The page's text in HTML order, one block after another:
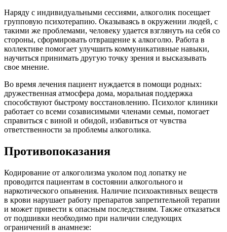
Наряду с индивидуальными сессиями, алкоголик посещает
групповую психотерапию. Оказываясь в окружении людей, с
такими же проблемами, человеку удается взглянуть на себя со
стороны, сформировать отвращение к алкоголю. Работа в
коллективе помогает улучшить коммуникативные навыки,
научиться принимать другую точку зрения и высказывать
свое мнение.
Во время лечения пациент нуждается в помощи родных:
дружественная атмосфера дома, моральная поддержка
способствуют быстрому восстановлению. Психолог клиники
работает со всеми созависимыми членами семьи, помогает
справиться с виной и обидой, избавиться от чувства
ответственности за проблемы алкоголика.
Противопоказания
Кодирование от алкоголизма уколом под лопатку не
проводится пациентам в состоянии алкогольного и
наркотического опьянения. Наличие психоактивных веществ
в крови нарушает работу препаратов запретительной терапии
и может привести к опасным последствиям. Также отказаться
от подшивки необходимо при наличии следующих
ограничений в анамнезе: